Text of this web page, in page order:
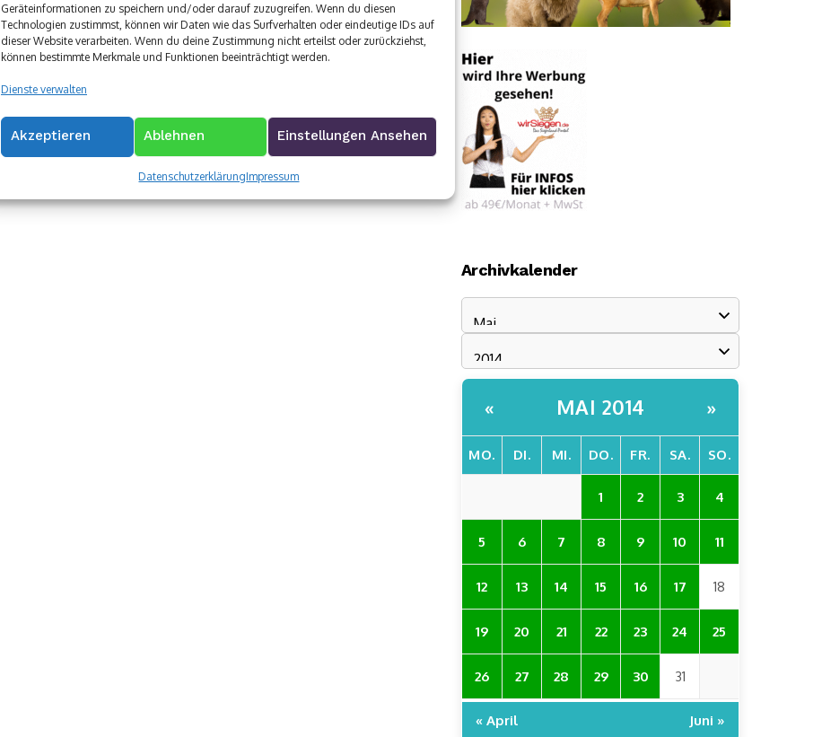
Geräteinformationen zu speichern und/oder darauf zuzugreifen. Wenn du diesen
Technologien zustimmst, können wir Daten wie das Surfverhalten oder eindeutige IDs auf
dieser Website verarbeiten. Wenn du deine Zustimmung nicht erteilst oder zurückziehst,
können bestimmte Merkmale und Funktionen beeinträchtigt werden.
Dienste verwalten
Akzeptieren Ablehnen Einstellungen Ansehen
DatenschutzerklärungImpressum
Sentinels verlieren Nervenschlacht vor vollem Haus
Archivkalender
« MAI 2014 »
MO. DI. MI. DO. FR. SA. SO.
1 2 3 4
5 6 7 8 9 10 11
12 13 14 15 16 17 18
19 20 21 22 23 24 25
26 27 28 29 30 31
« April Juni »